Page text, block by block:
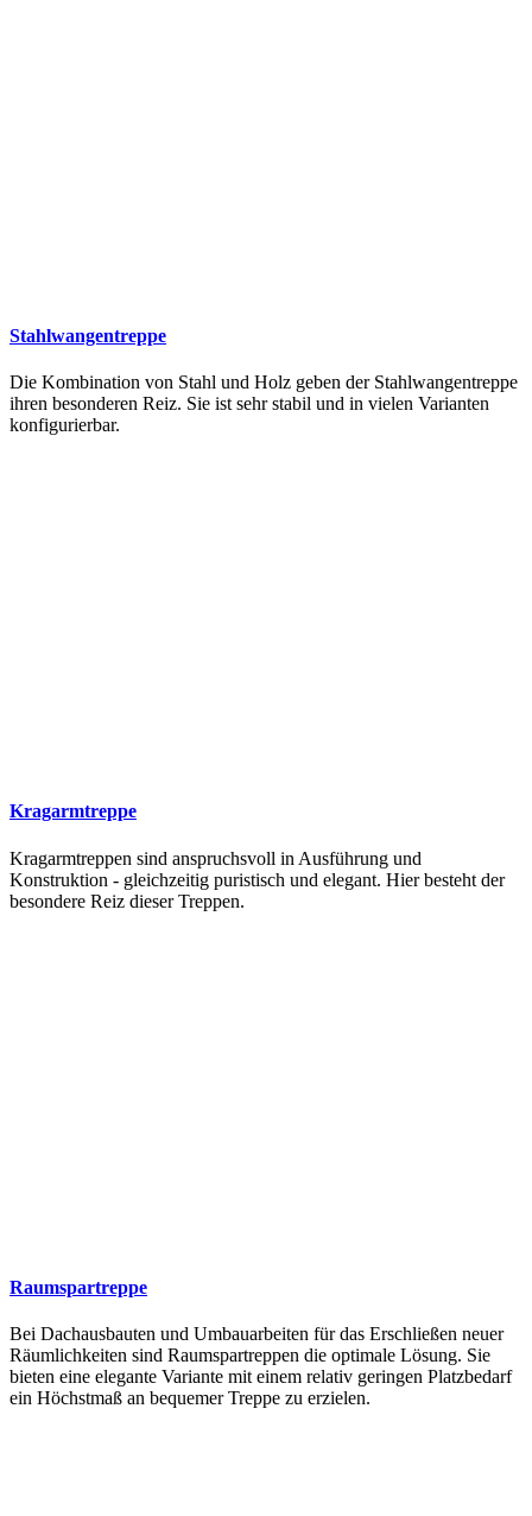
Stahlwangentreppe
Die Kombination von Stahl und Holz geben der Stahlwangentreppe
ihren besonderen Reiz. Sie ist sehr stabil und in vielen Varianten
konfigurierbar.
Kragarmtreppe
Kragarmtreppen sind anspruchsvoll in Ausführung und
Konstruktion - gleichzeitig puristisch und elegant. Hier besteht der
besondere Reiz dieser Treppen.
Raumspartreppe
Bei Dachausbauten und Umbauarbeiten für das Erschließen neuer
Räumlichkeiten sind Raumspartreppen die optimale Lösung. Sie
bieten eine elegante Variante mit einem relativ geringen Platzbedarf
ein Höchstmaß an bequemer Treppe zu erzielen.